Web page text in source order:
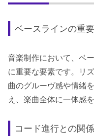
ベースラインの重
音楽制作において、ベ
に重要な要素です。リ
曲のグルーヴ感や情緒
え、楽曲全体に一体感
コード進行との関係